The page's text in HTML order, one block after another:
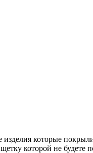
изделия которые
которой не будете